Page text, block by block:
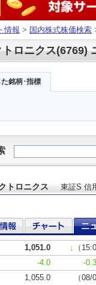
情報 > 国内株式株価検索
ロニクス(6769)
銘柄･指標